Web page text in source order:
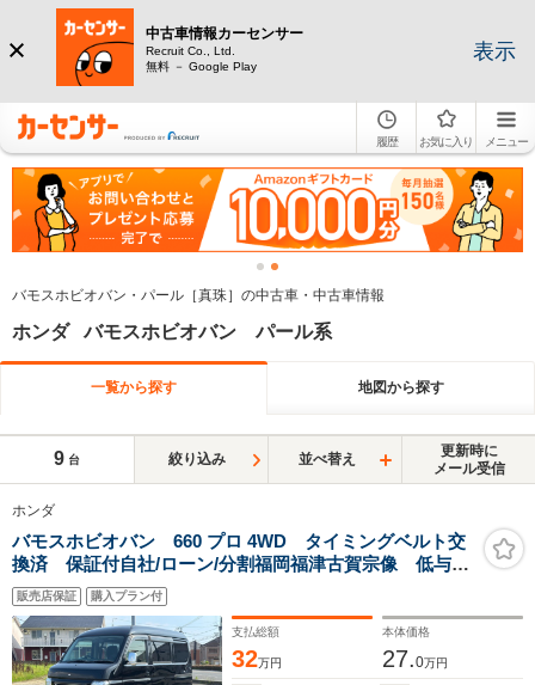
中古車情報カーセンサー
Recruit Co., Ltd.
無料 － Google Play
表示
履歴 お気に入り メニュー
バモスホビオバン・パール［真珠］の中古車・中古車情報
ホンダ バモスホビオバン パール系
一覧から探す 地図から探す
9 台 絞り込み 並べ替え
更新時に
メール受信
ホンダ
バモスホビオバン 660 プロ 4WD タイミングベルト交
換済 保証付自社/ローン/分割福岡福津古賀宗像 低与信/
福津ローン離島全県 九州 佐賀 鳥栖 大分 福岡
市 東区 新宮 糟屋 和白 津屋崎 中古車 中古
車販売 中古 黒ナンバー
販売店保証 購入プラン付
支払総額
32万円
本体価格
27.0万円